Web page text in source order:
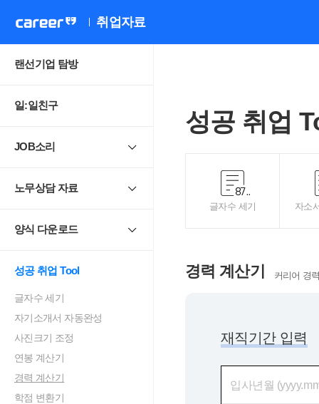
취업자료
랜선기업 탐방
일:일친구
JOB소리
노무상담 자료
양식 다운로드
성공 취업 Tool
글자수 세기
자기소개서 자동완성
사진크기 조정
연봉 계산기
경력 계산기
학점 변환기
성공 취업
글자수 세기 자소
경력 계산기 커리어 경
재직기간 입력